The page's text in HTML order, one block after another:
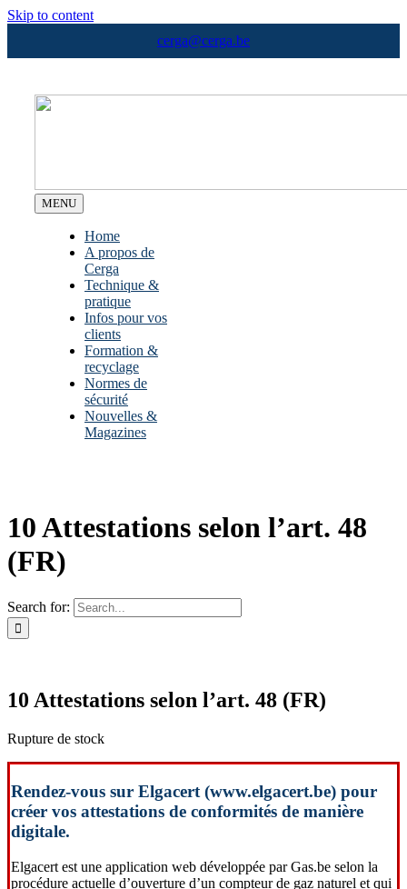
Skip to content
cerga@cerga.be
MENU
Home
A propos de
Cerga
Technique &
pratique
Infos pour vos
clients
Formation &
recyclage
Normes de
sécurité
Nouvelles &
Magazines
10 Attestations selon l’art. 48
(FR)
Search for:
10 Attestations selon l’art. 48 (FR)
Rupture de stock
Rendez-vous sur Elgacert (www.elgacert.be) pour
créer vos attestations de conformités de manière
digitale.
Elgacert est une application web développée par Gas.be selon la
procédure actuelle d’ouverture d’un compteur de gaz naturel et qui